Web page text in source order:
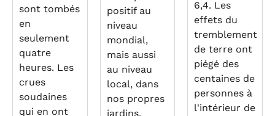
sont tombés
en
seulement
quatre
heures. Les
crues
soudaines
qui en ont
positif au
niveau
mondial,
mais aussi
au niveau
local, dans
nos propres
jardins.
6,4. Les
effets du
tremblement
de terre ont
piégé des
centaines de
personnes à
l'intérieur de